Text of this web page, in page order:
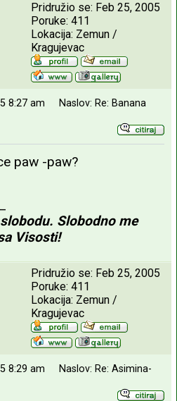
Pridružio se: Feb 25, 2005
Poruke: 411
Lokacija: Zemun /
Kragujevac
8:27 am
Naslov: Re: Banana
paw -paw?
Slobodno me
Visosti!
Pridružio se: Feb 25, 2005
Poruke: 411
Lokacija: Zemun /
Kragujevac
8:29 am
Naslov: Re: Asimina-